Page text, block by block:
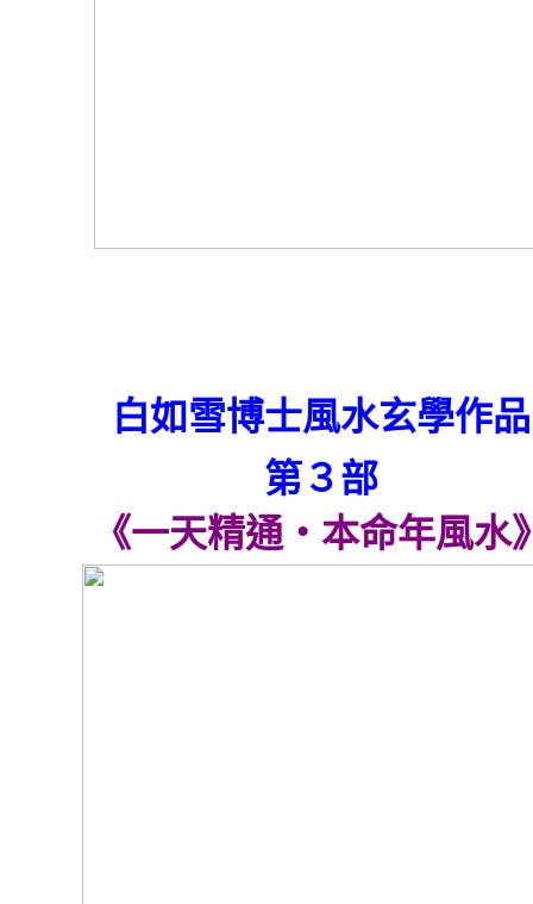
白如雪博士風水玄學作品
第３部
《一天精通‧本命年風水